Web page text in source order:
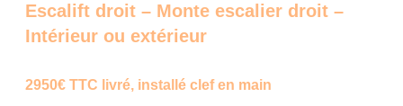
Escalift droit – Monte escalier droit –
Intérieur ou extérieur
2950€ TTC livré, installé clef en main